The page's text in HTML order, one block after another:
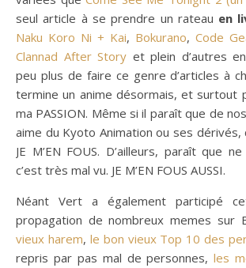
seul article à se prendre un rateau en
Naku Koro Ni + Kai, Bokurano, Code
Clannad After Story et plein d’autres
peu plus de faire ce genre d’articles à
termine un anime désormais, et surtout
ma PASSION. Même si il paraît que de
aime du Kyoto Animation ou ses dérivés,
JE M’EN FOUS. D’ailleurs, paraît que
c’est très mal vu. JE M’EN FOUS AUSSI.
Néant Vert a également participé
propagation de nombreux memes sur
vieux harem, le bon vieux Top 10 des
repris par pas mal de personnes,les